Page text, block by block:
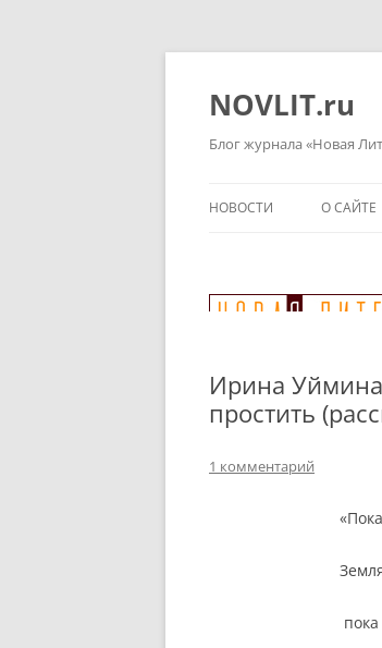
Перейти
NOVLIT.ru
Блог журнала «Новая
НОВОСТИ О САЙТЕ
Ирина
простить
1 комментарий
«Пока